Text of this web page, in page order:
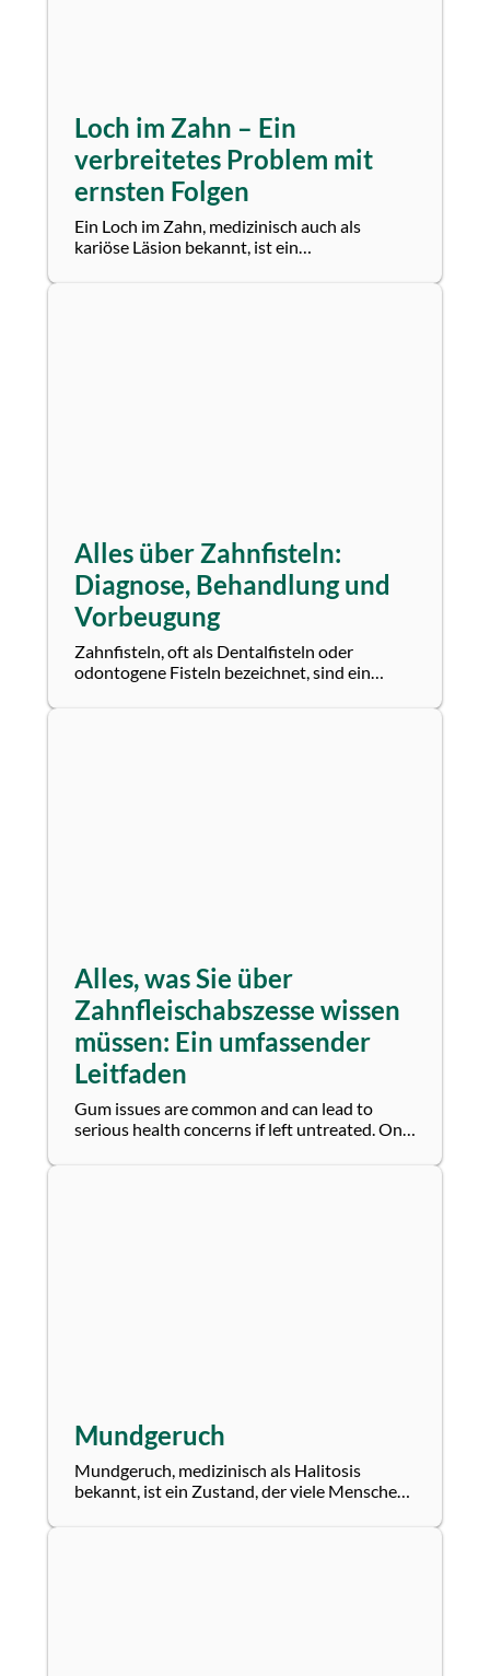
Loch im Zahn – Ein
verbreitetes Problem mit
ernsten Folgen
Ein Loch im Zahn, medizinisch auch als
kariöse Läsion bekannt, ist ein
Alles über Zahnfisteln:
Diagnose, Behandlung und
Vorbeugung
Zahnfisteln, oft als Dentalfisteln oder
odontogene Fisteln bezeichnet, sind ein
Alles, was Sie über
Zahnfleischabszesse wissen
müssen: Ein umfassender
Leitfaden
Gum issues are common and can lead to
serious health concerns if left untreated. One
Mundgeruch
Mundgeruch, medizinisch als Halitosis
bekannt, ist ein Zustand, der viele Menschen